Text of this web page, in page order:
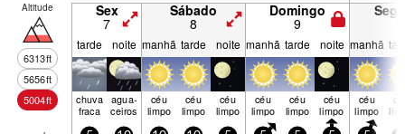
Altitude
6313ft
5656ft
5004ft
Sex
7
Sábado
8
Domingo
9
tarde noite manhã tarde noite manhã tarde noite manhã
chuva
fraca
agua­
ceiros
céu
limpo
céu
limpo
céu
limpo
céu
limpo
céu
limpo
céu
limpo
céu
limpo